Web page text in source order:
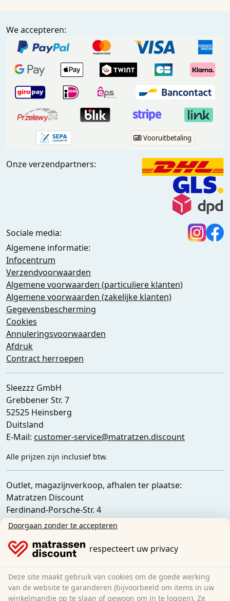
We accepteren:
Vooruitbetaling
Onze verzendpartners:
Sociale media:
Algemene informatie:
Infocentrum
Verzendvoorwaarden
Algemene voorwaarden (particuliere klanten)
Algemene voorwaarden (zakelijke klanten)
Gegevensbescherming
Cookies
Annuleringsvoorwaarden
Afdruk
Contract herroepen
Sleezzz GmbH
Grebbener Str. 7
52525 Heinsberg
Duitsland
E-Mail: customer-service@matratzen.discount
Alle prijzen zijn inclusief btw.
Outlet, magazijnverkoop, afhalen ter plaatse:
Matratzen Discount
Ferdinand-Porsche-Str. 4
52525 Heinsberg
Doorgaan zonder te accepteren
respecteert uw privacy
Deze site maakt gebruik van cookies om de goede werking
van de website te garanderen (bijvoorbeeld om items in uw
winkelmandje op te slaan of gewoon om in te loggen). Ze